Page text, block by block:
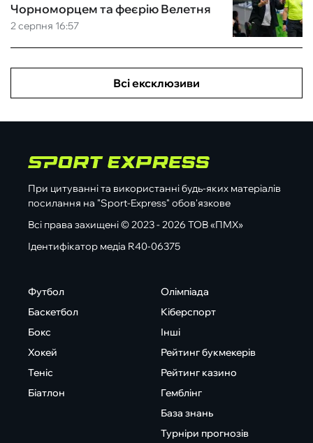
2 серпня 16:57
Чорноморцем та феєрію Велетня
Всі ексклюзиви
При цитуванні та використанні будь-яких матеріалів
посилання на "Sport-Express" обов'язкове
Всі права захищені © 2023 - 2026 ТОВ «ПМХ»
Ідентифікатор медіа R40-06375
Футбол
Баскетбол
Бокс
Хокей
Теніс
Біатлон
Олімпіада
Кіберспорт
Інші
Рейтинг букмекерів
Рейтинг казино
Гемблінг
База знань
Турніри прогнозів